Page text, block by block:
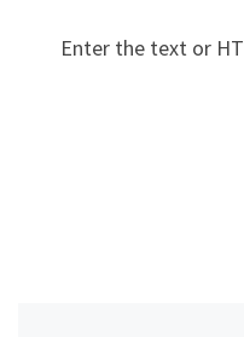
Enter the text or